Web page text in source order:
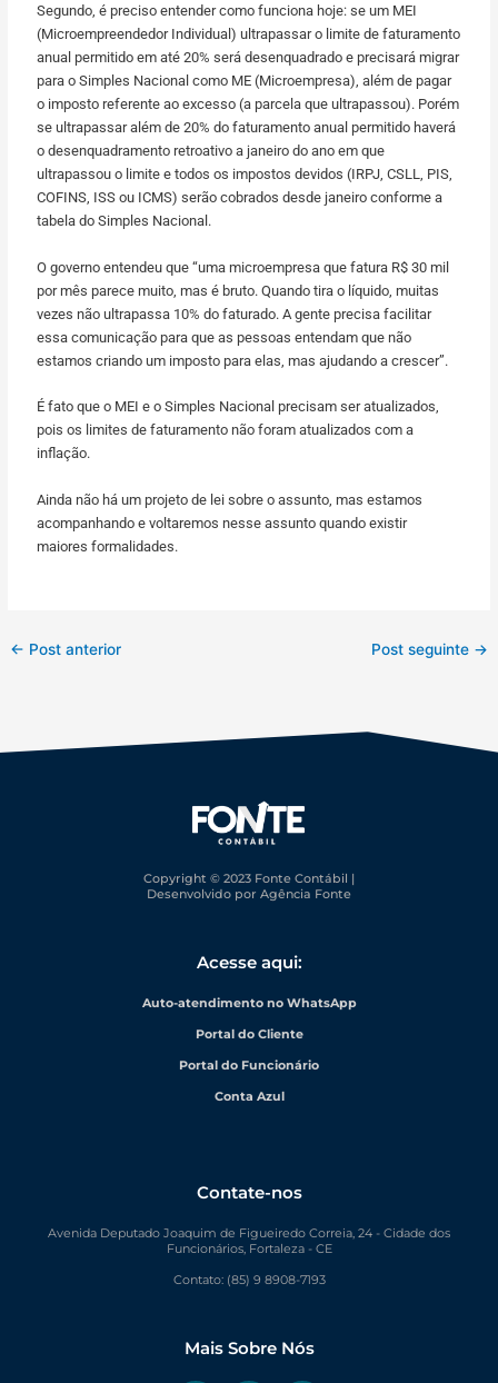
Segundo, é preciso entender como funciona hoje: se um MEI
(Microempreendedor Individual) ultrapassar o limite de faturamento
anual permitido em até 20% será desenquadrado e precisará migrar
para o Simples Nacional como ME (Microempresa), além de pagar
o imposto referente ao excesso (a parcela que ultrapassou). Porém
se ultrapassar além de 20% do faturamento anual permitido haverá
o desenquadramento retroativo a janeiro do ano em que
ultrapassou o limite e todos os impostos devidos (IRPJ, CSLL, PIS,
COFINS, ISS ou ICMS) serão cobrados desde janeiro conforme a
tabela do Simples Nacional.
O governo entendeu que “uma microempresa que fatura R$ 30 mil
por mês parece muito, mas é bruto. Quando tira o líquido, muitas
vezes não ultrapassa 10% do faturado. A gente precisa facilitar
essa comunicação para que as pessoas entendam que não
estamos criando um imposto para elas, mas ajudando a crescer”.
É fato que o MEI e o Simples Nacional precisam ser atualizados,
pois os limites de faturamento não foram atualizados com a
inflação.
Ainda não há um projeto de lei sobre o assunto, mas estamos
acompanhando e voltaremos nesse assunto quando existir
maiores formalidades.
← Post anterior Post seguinte →
Copyright © 2023 Fonte Contábil |
Desenvolvido por Agência Fonte
Acesse aqui:
Auto-atendimento no WhatsApp
Portal do Cliente
Portal do Funcionário
Conta Azul
Contate-nos
Avenida Deputado Joaquim de Figueiredo Correia, 24 - Cidade dos
Funcionários, Fortaleza - CE
Contato: (85) 9 8908-7193
Mais Sobre Nós